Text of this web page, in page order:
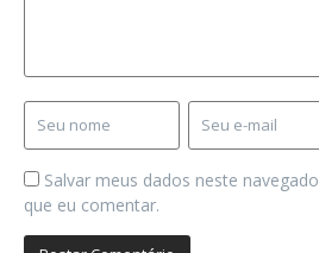
Salvar meus dados neste
que eu comentar.